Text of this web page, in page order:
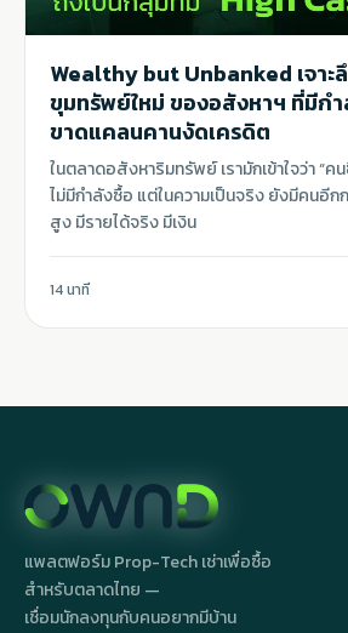
Wealthy but Unbanked เจา
ขุมทรัพย์ใหม่ ของอสังหาฯ ที่มีก
ขาดแคลนคานงัดเครดิต
ในตลาดอสังหาริมทรัพย์ เรามักเข้าใจว่า “ค
ไม่มีกำลังซื้อ แต่ในความเป็นจริง ยังมีคนอี
สูง มีรายได้จริง มีเงิน
14 นาที
แพลตฟอร์ม Prop-Tech เช่าเพื่อซื้อ
สำหรับตลาดไทย —
เชื่อมนักลงทุนกับคนอยากมีบ้าน